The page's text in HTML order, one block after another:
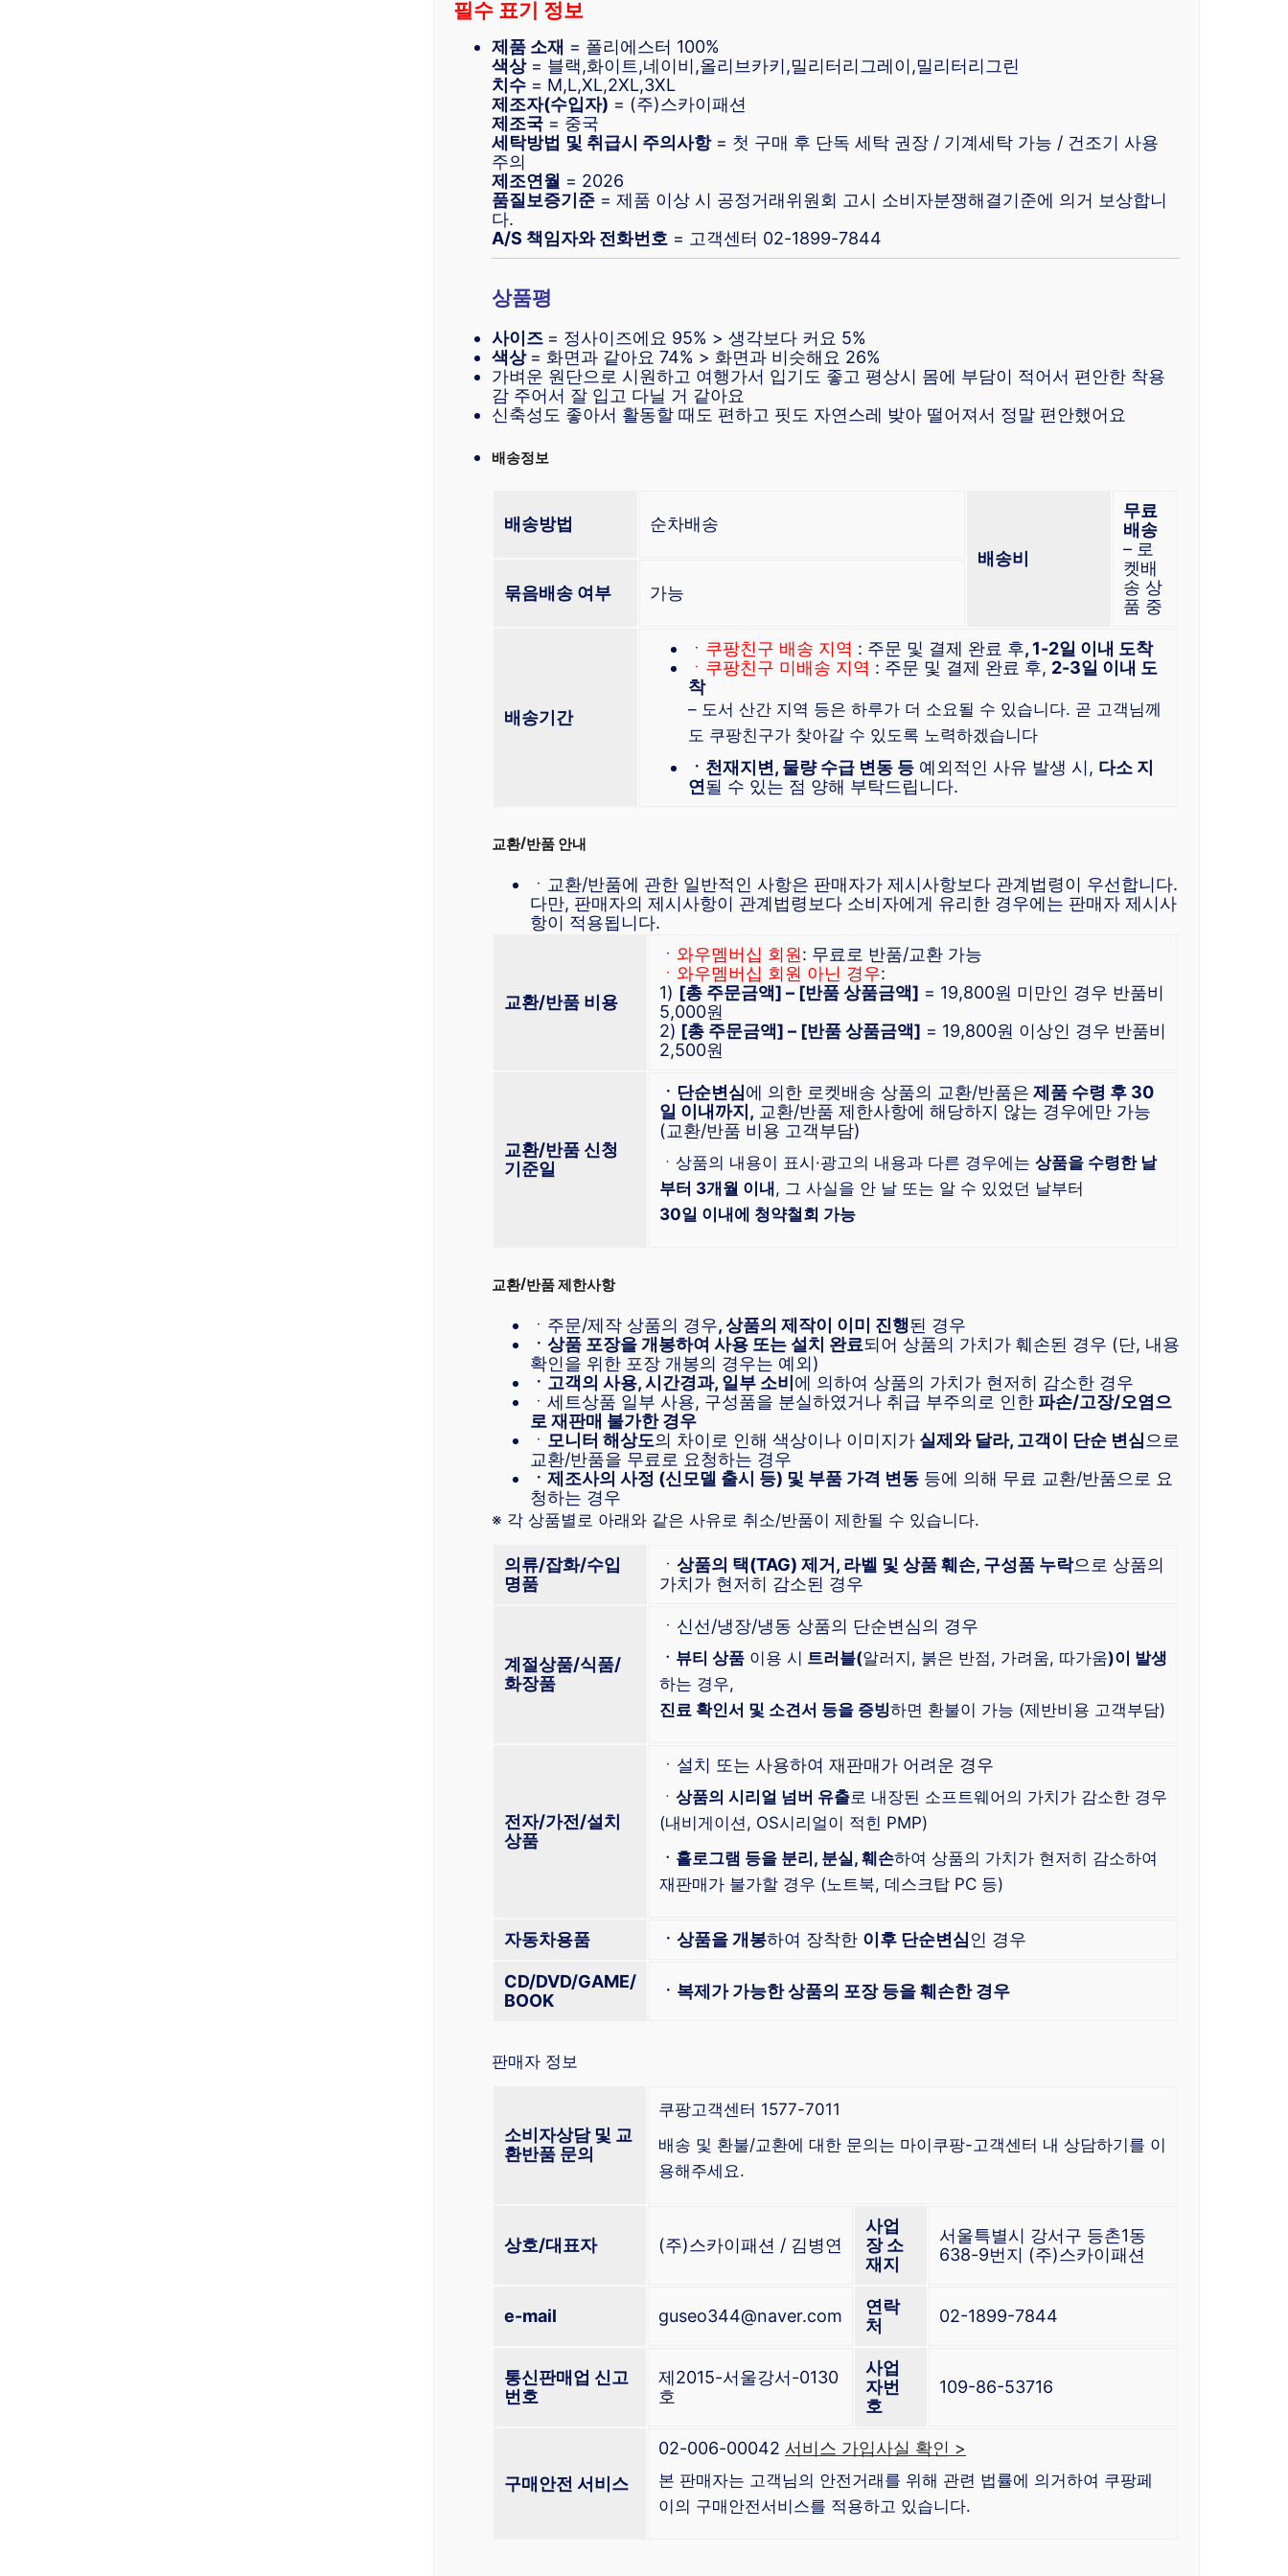
필수 표기 정보
제품 소재 = 폴리에스터 100%
색상= 블랙,화이트,네이비,올리브카키,밀리터리그레이,밀리터리그린
치수 = M,L,XL,2XL,3XL
제조자(수입자) = (주)스카이패션
제조국 = 중국
세탁방법 및 취급시 주의사항= 첫 구매 후 단독 세탁 권장 / 기계세탁 가능 / 건조기 사용
주의
제조연월 = 2026
품질보증기준 = 제품 이상 시 공정거래위원회 고시 소비자분쟁해결기준에 의거 보상합니
다.
A/S 책임자와 전화번호 = 고객센터 02-1899-7844
상품평
사이즈 = 정사이즈에요 95% > 생각보다 커요 5%
색상 = 화면과 같아요 74% > 화면과 비슷해요 26%
가벼운 원단으로 시원하고 여행가서 입기도 좋고 평상시 몸에 부담이 적어서 편안한 착용
감 주어서 잘 입고 다닐 거 같아요
신축성도 좋아서 활동할 때도 편하고 핏도 자연스레 밪아 떨어져서 정말 편안했어요
배송정보
배송방법
순차배송
배송비
무료
배송
– 로
켓배
송 상
품 중
묶음배송 여부 가능
배송기간
ㆍ 쿠팡친구 배송 지역 : 주문 및 결제 완료 후, 1-2일 이내 도착
ㆍ쿠팡친구 미배송 지역 : 주문 및 결제 완료 후, 2-3일 이내 도
착
– 도서 산간 지역 등은 하루가 더 소요될 수 있습니다. 곧 고객님께
도 쿠팡친구가 찾아갈 수 있도록 노력하겠습니다
ㆍ천재지변, 물량 수급 변동 등 예외적인 사유 발생 시, 다소 지
연될 수 있는 점 양해 부탁드립니다.
교환/반품 안내
ㆍ교환/반품에 관한 일반적인 사항은 판매자가 제시사항보다 관계법령이 우선합니다.
다만, 판매자의 제시사항이 관계법령보다 소비자에게 유리한 경우에는 판매자 제시사
항이 적용됩니다.
교환/반품 비용
ㆍ 와우멤버십 회원: 무료로 반품/교환 가능
ㆍ와우멤버십 회원 아닌 경우:
1) [총 주문금액] – [반품 상품금액] = 19,800원 미만인 경우 반품비
5,000원
2) [총 주문금액] – [반품 상품금액] = 19,800원 이상인 경우 반품비
2,500원
교환/반품 신청
기준일
ㆍ단순변심에 의한 로켓배송 상품의 교환/반품은 제품 수령 후 30
일 이내까지, 교환/반품 제한사항에 해당하지 않는 경우에만 가능
(교환/반품 비용 고객부담)
ㆍ상품의 내용이 표시·광고의 내용과 다른 경우에는 상품을 수령한 날
부터 3개월 이내 , 그 사실을 안 날 또는 알 수 있었던 날부터
30일 이내에 청약철회 가능
교환/반품 제한사항
ㆍ주문/제작 상품의 경우, 상품의 제작이 이미 진행된 경우
ㆍ상품 포장을 개봉하여 사용 또는 설치 완료되어 상품의 가치가 훼손된 경우 (단, 내용
확인을 위한 포장 개봉의 경우는 예외)
ㆍ고객의 사용, 시간경과, 일부 소비 에 의하여 상품의 가치가 현저히 감소한 경우
ㆍ세트상품 일부 사용, 구성품을 분실하였거나 취급 부주의로 인한 파손/고장/오염으
로 재판매 불가한 경우
ㆍ 모니터 해상도의 차이로 인해 색상이나 이미지가 실제와 달라, 고객이 단순 변심으로
교환/반품을 무료로 요청하는 경우
ㆍ제조사의 사정 (신모델 출시 등) 및 부품 가격 변동 등에 의해 무료 교환/반품으로 요
청하는 경우
※ 각 상품별로 아래와 같은 사유로 취소/반품이 제한될 수 있습니다.
의류/잡화/수입
명품
ㆍ 상품의 택(TAG) 제거, 라벨 및 상품 훼손, 구성품 누락으로 상품의
가치가 현저히 감소된 경우
계절상품/식품/
화장품
ㆍ신선/냉장/냉동 상품의 단순변심의 경우
ㆍ뷰티 상품 이용 시 트러블(알러지, 붉은 반점, 가려움, 따가움)이 발생
하는 경우,
진료 확인서 및 소견서 등을 증빙하면 환불이 가능 (제반비용 고객부담)
전자/가전/설치
상품
ㆍ설치 또는 사용하여 재판매가 어려운 경우
ㆍ 상품의 시리얼 넘버 유출로 내장된 소프트웨어의 가치가 감소한 경우
(내비게이션, OS시리얼이 적힌 PMP)
ㆍ홀로그램 등을 분리, 분실, 훼손하여 상품의 가치가 현저히 감소하여
재판매가 불가할 경우 (노트북, 데스크탑 PC 등)
자동차용품 ㆍ상품을 개봉하여 장착한 이후 단순변심인 경우
CD/DVD/GAME/
BOOK
ㆍ복제가 가능한 상품의 포장 등을 훼손한 경우
판매자 정보
소비자상담 및 교
환반품 문의
쿠팡고객센터 1577-7011
배송 및 환불/교환에 대한 문의는 마이쿠팡-고객센터 내 상담하기를 이
용해주세요.
상호/대표자 (주)스카이패션 / 김병연
사업
장 소
재지
서울특별시 강서구 등촌1동
638-9번지 (주)스카이패션
e-mail guseo344@naver.com
연락
처
02-1899-7844
통신판매업 신고
번호
제2015-서울강서-0130
호
사업
자번
호
109-86-53716
구매안전 서비스
02-006-00042 서비스 가입사실 확인 >
본 판매자는 고객님의 안전거래를 위해 관련 법률에 의거하여 쿠팡페
이의 구매안전서비스를 적용하고 있습니다.